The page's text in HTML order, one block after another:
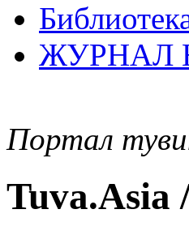
ЖУРНАЛ
Портал
Tuva.Asia